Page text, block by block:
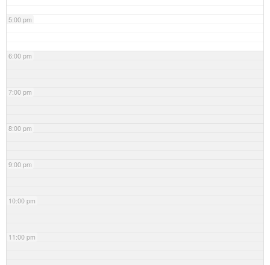
5:00 pm
6:00 pm
7:00 pm
8:00 pm
9:00 pm
10:00 pm
11:00 pm